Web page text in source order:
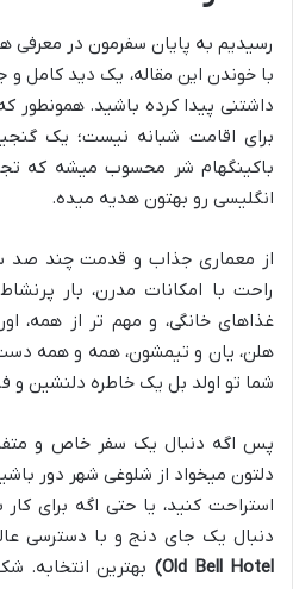
رسیدیم به پایان سفرمون در معرفی
با خوندن این مقاله، یک دید کامل
داشتنی پیدا کرده باشید. همونطور
برای اقامت شبانه نیست؛ یک
باکینگهام شر محسوب میشه که
انگلیسی رو بهتون هدیه میده.
از معماری جذاب و قدمت چند صد
راحت با امکانات مدرن، بار
غذاهای خانگی، و مهم تر از همه،
هلن، یان و تیمشون، همه و همه
شما تو اولد بل یک خاطره دلنشین و
پس اگه دنبال یک سفر خاص و
دلتون میخواد از شلوغی شهر دور
استراحت کنید، یا حتی اگه برای
دنبال یک جای دنج و با دسترسی
Old Bell Hotel)
بهترین انتخابه.